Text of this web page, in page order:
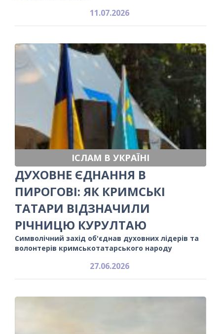
11.07.2026
ІСЛАМ В УКРАЇНІ
ДУХОВНЕ ЄДНАННЯ В
ПИРОГОВІ: ЯК КРИМСЬКІ
ТАТАРИ ВІДЗНАЧИЛИ
РІЧНИЦЮ КУРУЛТАЮ
Символічний захід об'єднав духовних лідерів та
волонтерів кримськотатарського народу
27.06.2026